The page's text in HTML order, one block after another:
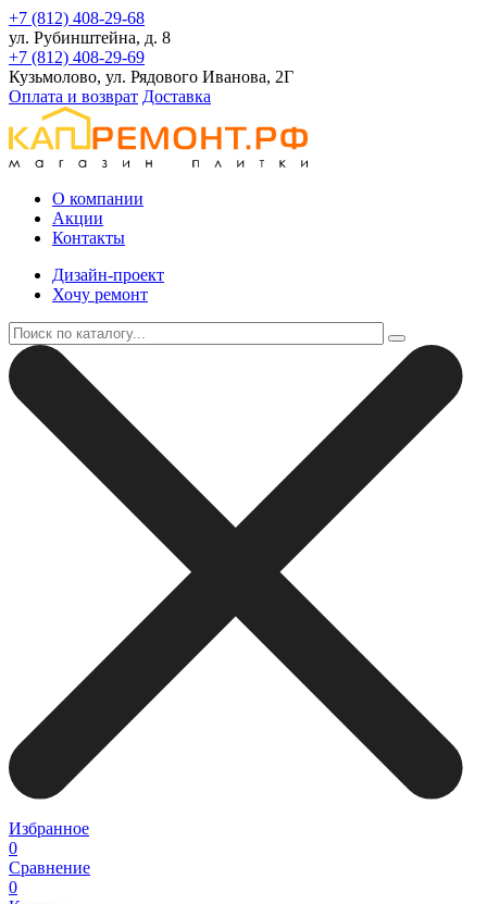
+7 (812) 408-29-68
ул. Рубинштейна, д. 8
+7 (812) 408-29-69
Кузьмолово, ул. Рядового Иванова, 2Г
Оплата и возврат Доставка
О компании
Акции
Контакты
Дизайн-проект
Хочу ремонт
Избранное
0
Сравнение
0